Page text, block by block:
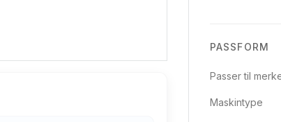
PASSFORM
Passer til
Maskintype